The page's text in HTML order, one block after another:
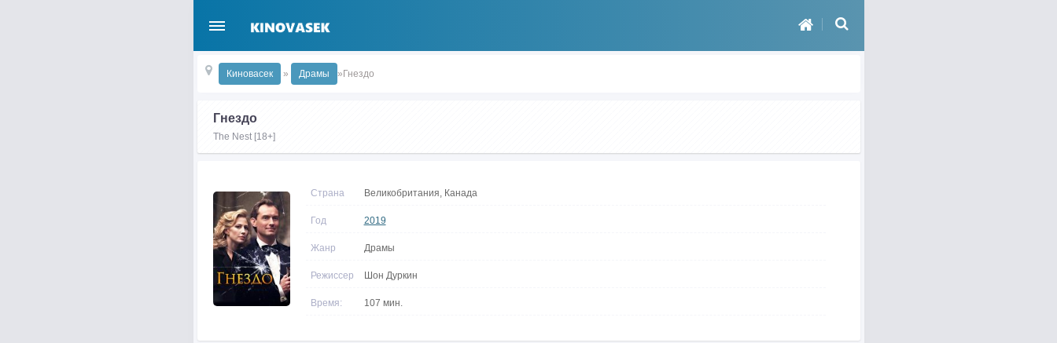
Киновасек » Драмы »Гнездо
Гнездо
The Nest [18+]
Страна Великобритания, Канада
Год 2019
Жанр Драмы
Режиссер Шон Дуркин
Время: 107 мин.